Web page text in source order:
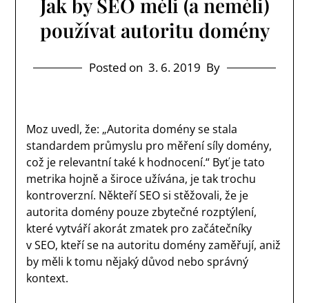
Jak by SEO měli (a neměli)
používat autoritu domény
Posted on 3. 6. 2019 By
Moz uvedl, že: „Autorita domény se stala
standardem průmyslu pro měření síly domény,
což je relevantní také k hodnocení.“ Byť je tato
metrika hojně a široce užívána, je tak trochu
kontroverzní. Někteří SEO si stěžovali, že je
autorita domény pouze zbytečné rozptýlení,
které vytváří akorát zmatek pro začátečníky
v SEO, kteří se na autoritu domény zaměřují, aniž
by měli k tomu nějaký důvod nebo správný
kontext.